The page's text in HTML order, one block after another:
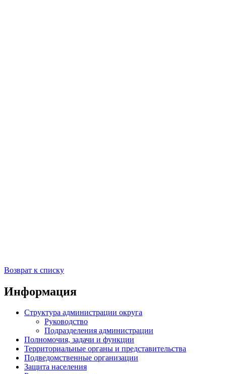
Возврат к списку
Информация
Структура администрации округа
Руководство
Подразделения администрации
Полномочия, задачи и функции
Территориальные органы и представительства
Подведомственные организации
Защита населения